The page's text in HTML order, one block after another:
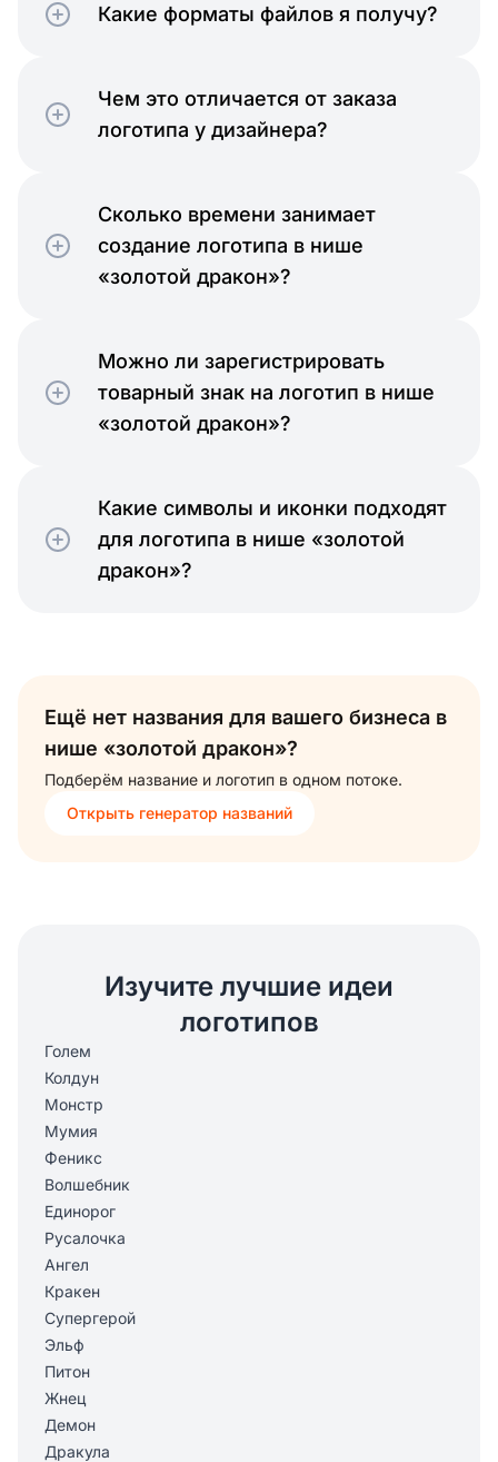
Какие форматы файлов я получу?
Чем это отличается от заказа
логотипа у дизайнера?
Сколько времени занимает
создание логотипа в нише
«золотой дракон»?
Можно ли зарегистрировать
товарный знак на логотип в нише
«золотой дракон»?
Какие символы и иконки подходят
для логотипа в нише «золотой
дракон»?
Ещё нет названия для вашего бизнеса в
нише «золотой дракон»?
Подберём название и логотип в одном потоке.
Открыть генератор названий
Изучите лучшие идеи
логотипов
Голем
Колдун
Монстр
Мумия
Феникс
Волшебник
Единорог
Русалочка
Ангел
Кракен
Супергерой
Эльф
Питон
Жнец
Демон
Дракула